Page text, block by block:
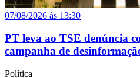
07/08/2026 às 13:30
PT leva ao TSE denúncia
campanha de
Política